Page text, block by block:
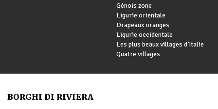
Génois zone
Ligurie orientale
Drapeaux oranges
Ligurie occidentale
Les plus beaux villages d’Italie
Quatre villages
BORGHI DI RIVIERA